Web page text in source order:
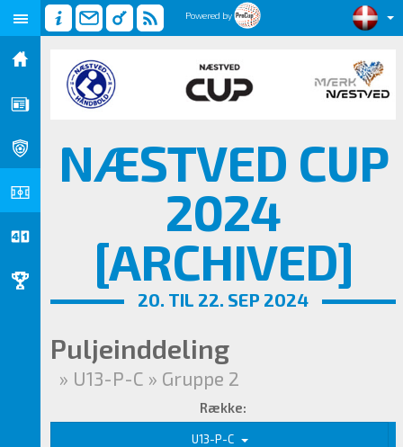
Powered by
NÆSTVED CUP
2024
[ARCHIVED]
20. TIL 22. SEP 2024
Puljeinddeling
» U13-P-C » Gruppe 2
Række:
U13-P-C